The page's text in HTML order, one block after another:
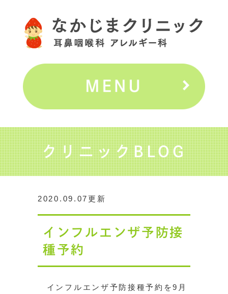
クリニックBLOG
2020.09.07更新
インフルエンザ予防接
種予約
インフルエンザ予防接種予約を9月